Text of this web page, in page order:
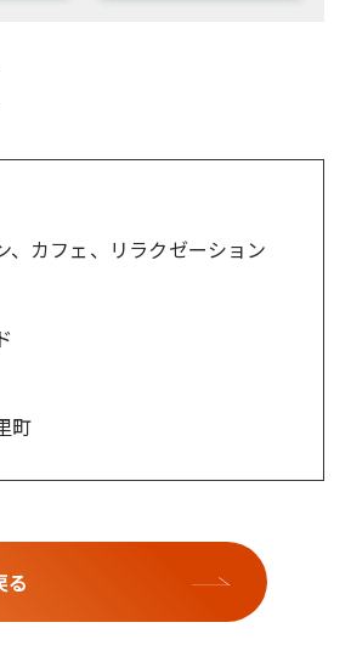
、カフェ、リラクゼーション
町
る